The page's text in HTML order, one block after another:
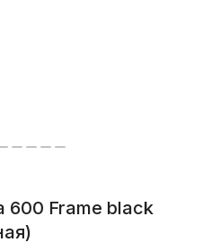
600 Frame black